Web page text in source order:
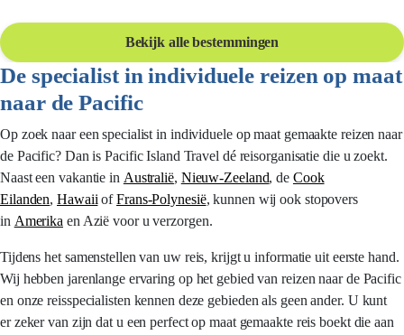
Vakantie Australië
Rondreizen op maat naar 'Down Under'
Ga op avontuur naar Australië, het land
dat zo veelzijdig is dat het voor ieder wat
wils te bieden heeft.
Vakantie
Vrolijk |
welkom heten
aarde en
eilanden.
Bekijk alle bestemmingen
De specialist in individuele reizen op maat
naar de Pacific
Op zoek naar een specialist in individuele op maat gemaakte reizen naar
de Pacific? Dan is Pacific Island Travel dé reisorganisatie die u zoekt.
Naast een vakantie in Australië, Nieuw-Zeeland, de Cook
Eilanden,Hawaii ofFrans-Polynesië, kunnen wij ook stopovers
in Amerika en Azië voor u verzorgen.
Tijdens het samenstellen van uw reis, krijgt u informatie uit eerste hand.
Wij hebben jarenlange ervaring op het gebied van reizen naar de Pacific
en onze reisspecialisten kennen deze gebieden als geen ander. U kunt
er zeker van zijn dat u een perfect op maat gemaakte reis boekt die aan